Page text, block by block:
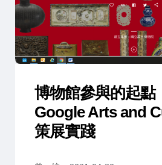
博物館參與的起點
Google Arts and
策展實踐